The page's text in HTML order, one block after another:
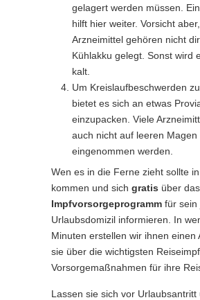
gelagert werden müssen.
hilft hier weiter. Vorsicht
Arzneimittel gehören nicht
Kühlakku gelegt. Sonst wird
kalt.
Um Kreislaufbeschwerden
bietet es sich an etwas
einzupacken. Viele
auch nicht auf leeren Magen
eingenommen werden.
Wen es in die Ferne zieht sollte
kommen und sich gratis über das
Impfvorsorgeprogramm für sein
Urlaubsdomizil informieren. In
Minuten erstellen wir ihnen einen
sie über die wichtigsten
Vorsorgemaßnahmen für ihre
Lassen sie sich vor Urlaubsantritt